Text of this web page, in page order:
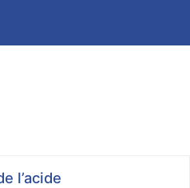
l’acide